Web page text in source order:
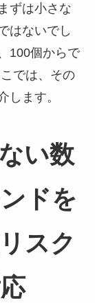
ずは小さな
はないでし
100個からで
では、その
します。
い数
ドを
スク